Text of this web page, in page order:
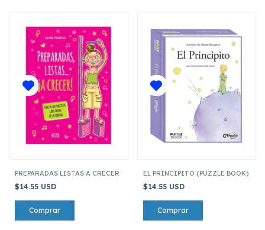
PREPARADAS LISTAS A CRECER
$14.55 USD
EL PRINCIPITO (PUZZLE BOOK)
$14.55 USD